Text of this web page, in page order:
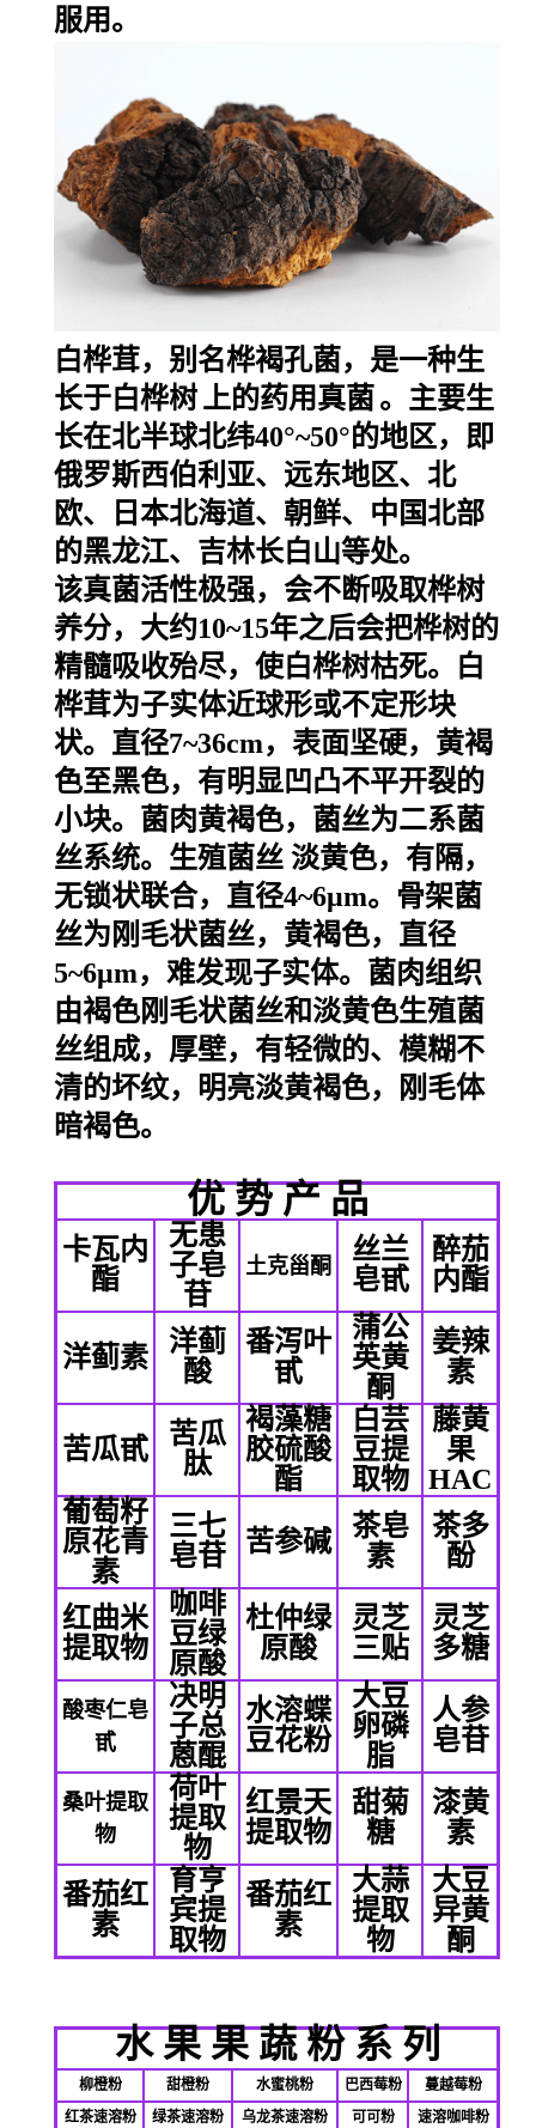
服用。
白桦茸，别名桦褐孔菌，是一种生
长于白桦树上的药用真菌。主要生
长在北半球北纬40°~50°的地区，即
俄罗斯西伯利亚、远东地区、北
欧、日本北海道、朝鲜、中国北部
的黑龙江、吉林长白山等处。
该真菌活性极强，会不断吸取桦树
养分，大约10~15年之后会把桦树的
精髓吸收殆尽，使白桦树枯死。
白
桦茸为子实体近球形或不定形块
状。直径7~36cm，表面坚硬，黄褐
色至黑色，有明显凹凸不平开裂的
小块。菌肉黄褐色，菌丝为二系菌
丝系统。 生殖菌丝 淡黄色，有隔，
无锁状联合，直径4~6μm。骨架菌
丝为刚毛状菌丝，黄褐色，直径
5~6μm，难发现子实体。菌肉组织
由褐色刚毛状菌丝和淡黄色生殖菌
丝组成，厚壁，有轻微的、模糊不
清的坏纹，明亮淡黄褐色，刚毛体
暗褐色。
优 势 产 品
卡瓦内
酯
无患
子皂
苷
土克甾酮
丝兰
皂甙
醉茄
内酯
洋蓟素
洋蓟
酸
番泻叶
甙
蒲公
英黄
酮
姜辣
素
苦瓜甙
苦瓜
肽
褐藻糖
胶硫酸
酯
白芸
豆提
取物
藤黄
果
HAC
葡萄籽
原花青
素
三七
皂苷
苦参碱
茶皂
素
茶多
酚
红曲米
提取物
咖啡
豆绿
原酸
杜仲绿
原酸
灵芝
三贴
灵芝
多糖
酸枣仁皂
甙
决明
子总
蒽醌
水溶蝶
豆花粉
大豆
卵磷
脂
人参
皂苷
桑叶提取
物
荷叶
提取
物
红景天
提取物
甜菊
糖
漆黄
素
番茄红
素
育亨
宾提
取物
番茄红
素
大蒜
提取
物
大豆
异黄
酮
水果果蔬粉系列
柳橙粉 甜橙粉 水蜜桃粉 巴西莓粉
蔓越莓粉
红茶速溶粉
绿茶速溶粉 乌龙茶速溶粉 可可粉
速溶咖啡粉